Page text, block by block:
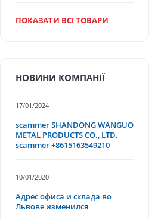
ПОКАЗАТИ ВСІ ТОВАРИ
НОВИНИ КОМПАНІЇ
17/01/2024
scammer SHANDONG WANGUO
METAL PRODUCTS CO., LTD.
scammer +8615163549210
10/01/2020
Адрес офиса и склада во
Львове изменился